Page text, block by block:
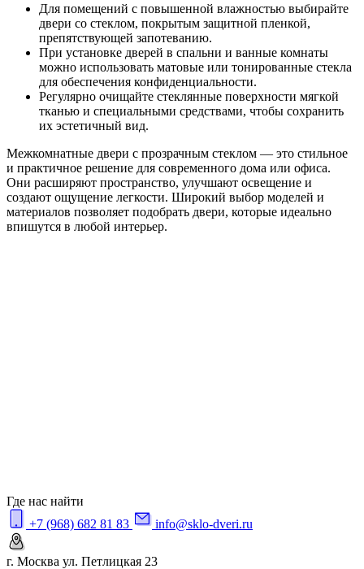
Для помещений с повышенной влажностью выбирайте
двери со стеклом, покрытым защитной пленкой,
препятствующей запотеванию.
При установке дверей в спальни и ванные комнаты
можно использовать матовые или тонированные стекла
для обеспечения конфиденциальности.
Регулярно очищайте стеклянные поверхности мягкой
тканью и специальными средствами, чтобы сохранить
их эстетичный вид.
Межкомнатные двери с прозрачным стеклом — это стильное
и практичное решение для современного дома или офиса.
Они расширяют пространство, улучшают освещение и
создают ощущение легкости. Широкий выбор моделей и
материалов позволяет подобрать двери, которые идеально
впишутся в любой интерьер.
Где нас найти
+7 (968) 682 81 83
info@sklo-dveri.ru
г. Москва ул. Петлицкая 23